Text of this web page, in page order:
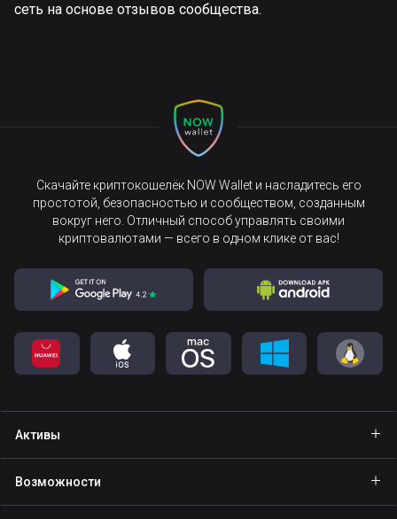
сеть на основе отзывов сообщества.
Скачайте криптокошелёк NOW Wallet и насладитесь его
простотой, безопасностью и сообществом, созданным
вокруг него. Отличный способ управлять своими
криптовалютами — всего в одном клике от вас!
Активы
Возможности